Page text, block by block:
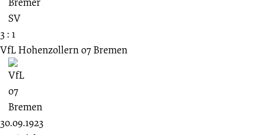
3 : 1
VfL Hohenzollern 07 Bremen
30.09.1923